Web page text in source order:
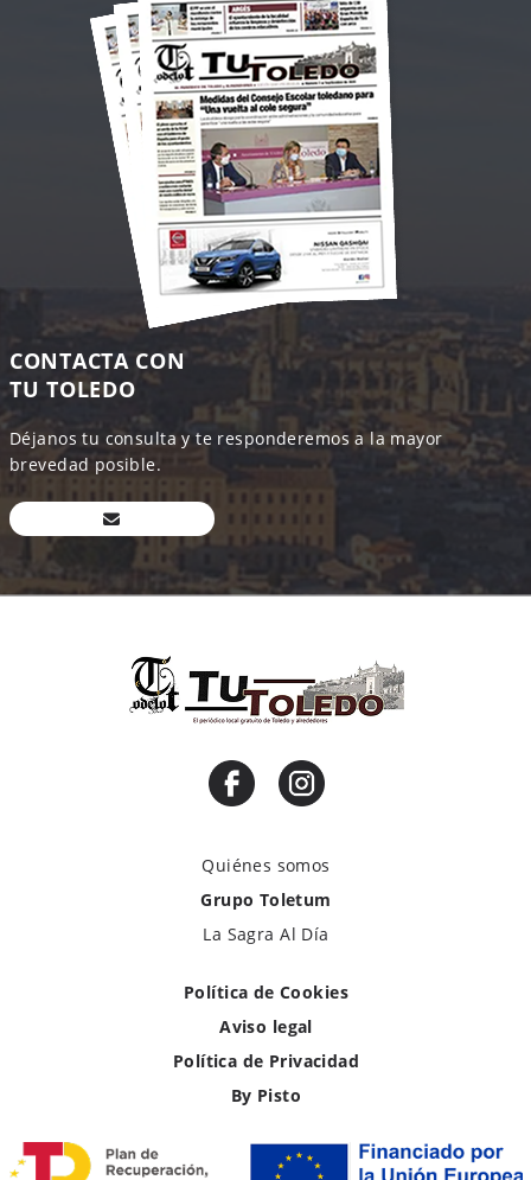
CONTACTA CON
TU TOLEDO
Déjanos tu consulta y te responderemos a la mayor
brevedad posible.
Quiénes somos
Grupo Toletum
La Sagra Al Día
Política de Cookies
Aviso legal
Política de Privacidad
By Pisto